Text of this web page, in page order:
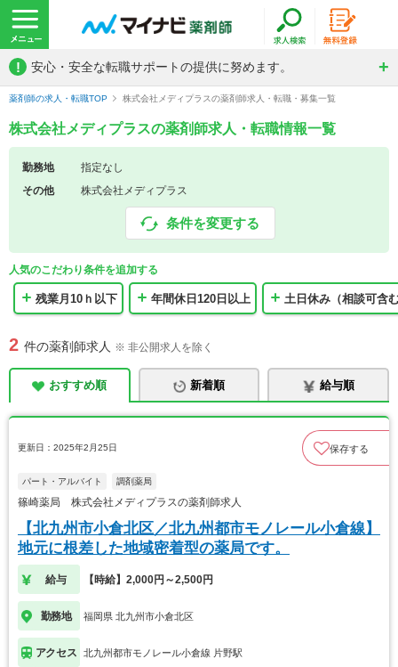
! 安心・安全な転職サポートの提供に努めます。
薬剤師の求人・転職TOP 株式会社メディプラスの薬剤師求人・転職・募集一覧
株式会社メディプラスの薬剤師求人・転職情報一覧
勤務地
指定なし
その他
株式会社メディプラス
条件を変更する
人気のこだわり条件を追加する
残業月10ｈ以下 年間休日120日以上 土日休み（相談可含
2 件の薬剤師求人 ※ 非公開求人を除く
おすすめ順 新着順 給与順
更新日：2025年2月25日 保存する
パート・アルバイト 調剤薬局
篠崎薬局 株式会社メディプラスの薬剤師求人
【北九州市小倉北区／北九州都市モノレール小倉線】
地元に根差した地域密着型の薬局です。
給与 【時給】2,000円～2,500円
勤務地 福岡県 北九州市小倉北区
アクセス 北九州都市モノレール小倉線 片野駅